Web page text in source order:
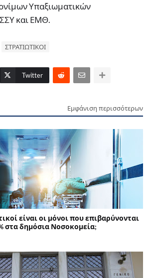
Υπαξιωματικών
και ΕΜΘ.
ΣΤΡΑΤΙΩΤΙΚΟΙ
Twitter
Εμφάνιση περισσότερων
είναι οι μόνοι που επιβαρύνονται
στα δημόσια Νοσοκομεία;